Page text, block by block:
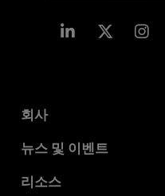
Linkedin
회사
AMD 소개
기업의 사회적 책임
뉴스 및 이벤트
뉴스룸
리소스